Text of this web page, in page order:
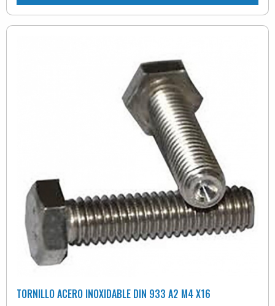
TORNILLO ACERO INOXIDABLE DIN 933 A2 M4 X16